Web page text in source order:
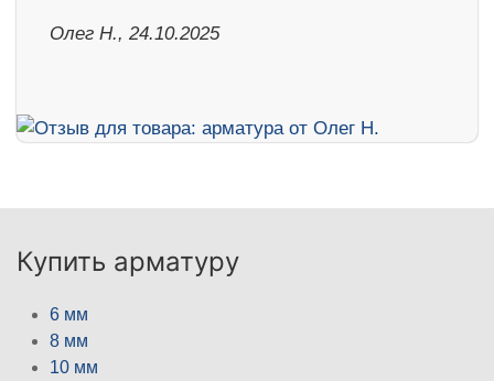
Олег Н., 24.10.2025
Купить арматуру
6 мм
8 мм
10 мм